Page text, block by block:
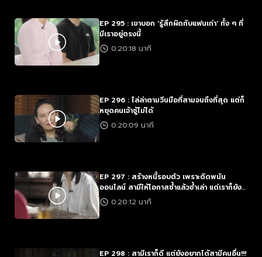
EP 295 : เขาบอก 'รู้สึกผิดกับแฟนเก่า' ทั้ง ๆ ที่
มีเราอยู่ตรงนี้
0:20:18 นาที
EP 296 : ไล่ล่าตามวีนมือที่สามจนถึงที่สุด แต่ก็
หยุดคนเจ้าชู้ไม่ได้
0:20:09 นาที
EP 297 : สร้างหนี้รอบตัว เพราะติดพนัน
ออนไลน์ สามีให้โอกาสซ้ำแล้วซ้ำเล่า แต่เราก็ยัง
เคลียร์ไม่ได้
0:20:12 นาที
EP 298 : สามีเราก็ดี แต่ยังอยากได้สามีคนอื่น!!!